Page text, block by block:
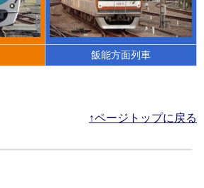
飯能方面列車
↑ページトップに戻る